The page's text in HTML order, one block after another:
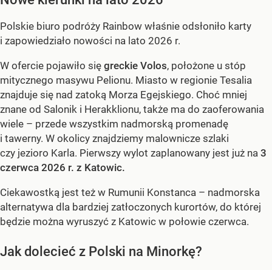
Polskie biuro podróży Rainbow właśnie odsłoniło karty
i zapowiedziało nowości na lato 2026 r.
W ofercie pojawiło się greckie Volos, położone u stóp
mitycznego masywu Pelionu. Miasto w regionie Tesalia
znajduje się nad zatoką Morza Egejskiego. Choć mniej
znane od Salonik i Herakklionu, także ma do zaoferowania
wiele – przede wszystkim nadmorską promenadę
i tawerny. W okolicy znajdziemy malownicze szlaki
czy jezioro Karla. Pierwszy wylot zaplanowany jest już na 3
czerwca 2026 r. z Katowic.
Ciekawostką jest też w Rumunii Konstanca – nadmorska
alternatywa dla bardziej zatłoczonych kurortów, do której
będzie można wyruszyć z Katowic w połowie czerwca.
Jak dolecieć z Polski na Minorkę?